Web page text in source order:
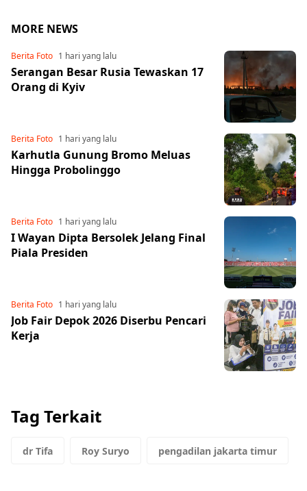
MORE NEWS
Berita Foto 1 hari yang lalu
Serangan Besar Rusia Tewaskan 17
Orang di Kyiv
Berita Foto 1 hari yang lalu
Karhutla Gunung Bromo Meluas
Hingga Probolinggo
Berita Foto 1 hari yang lalu
I Wayan Dipta Bersolek Jelang Final
Piala Presiden
Berita Foto 1 hari yang lalu
Job Fair Depok 2026 Diserbu Pencari
Kerja
Tag Terkait
dr Tifa Roy Suryo pengadilan jakarta timur
Pinterest